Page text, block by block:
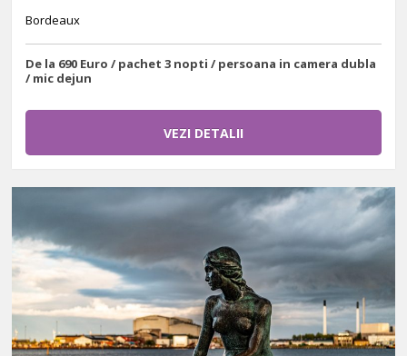
Bordeaux
De la 690 Euro / pachet 3 nopti / persoana in camera dubla
/ mic dejun
VEZI DETALII